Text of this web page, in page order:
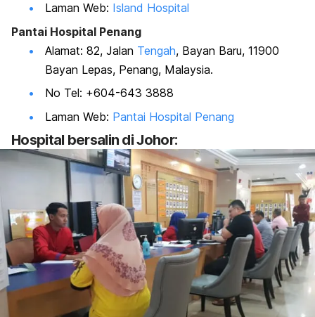
Laman Web: Island Hospital
Pantai Hospital Penang
Alamat: 82, Jalan Tengah, Bayan Baru, 11900
Bayan Lepas, Penang, Malaysia.
No Tel: +604-643 3888
Laman Web: Pantai Hospital Penang
Hospital bersalin di Johor: